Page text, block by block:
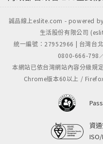
誠品線上eslite.com - powered
生活股份有限公司
統一編號：27952966 | 台灣台
0800-666-798
本網站已依台灣網站內容分級規
Chrome版本60以上 /
資